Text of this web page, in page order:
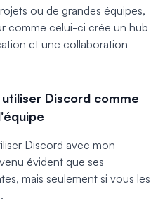
ou de grandes équipes,
comme celui-ci crée un hub
et une collaboration
Discord comme
Discord avec mon
évident que ses
mais seulement si vous les